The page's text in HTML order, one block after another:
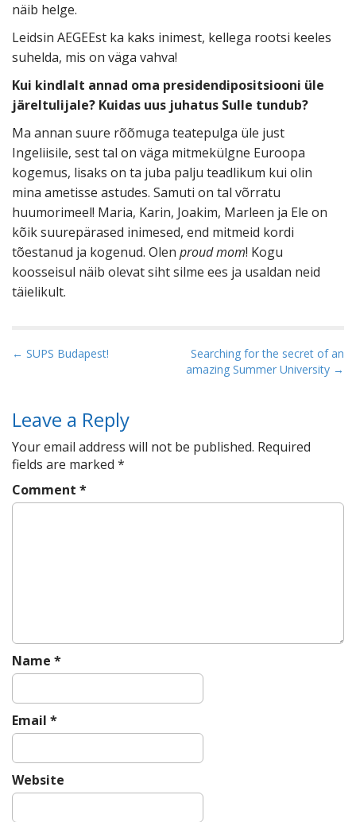
näib helge.
Leidsin AEGEEst ka kaks inimest, kellega rootsi keeles
suhelda, mis on väga vahva!
Kui kindlalt annad oma presidendipositsiooni üle
järeltulijale? Kuidas uus juhatus Sulle tundub?
Ma annan suure rõõmuga teatepulga üle just
Ingeliisile, sest tal on väga mitmekülgne Euroopa
kogemus, lisaks on ta juba palju teadlikum kui olin
mina ametisse astudes. Samuti on tal võrratu
huumorimeel! Maria, Karin, Joakim, Marleen ja Ele on
kõik suurepärased inimesed, end mitmeid kordi
tõestanud ja kogenud. Olen proud mom! Kogu
koosseisul näib olevat siht silme ees ja usaldan neid
täielikult.
Post navigation
← SUPS Budapest!
Searching for the secret of an
amazing Summer University →
Leave a Reply
Your email address will not be published. Required
fields are marked *
Comment *
Name *
Email *
Website